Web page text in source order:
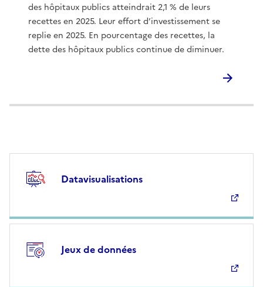
des hôpitaux publics atteindrait 2,1 % de leurs
recettes en 2025. Leur effort d’investissement se
replie en 2025. En pourcentage des recettes, la
dette des hôpitaux publics continue de diminuer.
Datavisualisations
Jeux de données